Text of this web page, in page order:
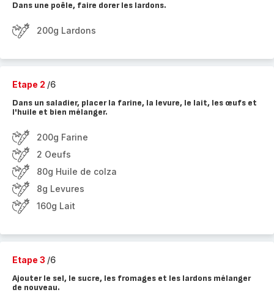
Dans une poêle, faire dorer les lardons.
200g Lardons
Etape 2 /6
Dans un saladier, placer la farine, la levure, le lait, les œufs et
l'huile et bien mélanger.
200g Farine
2 Oeufs
80g Huile de colza
8g Levures
160g Lait
Etape 3 /6
Ajouter le sel, le sucre, les fromages et les lardons mélanger
de nouveau.